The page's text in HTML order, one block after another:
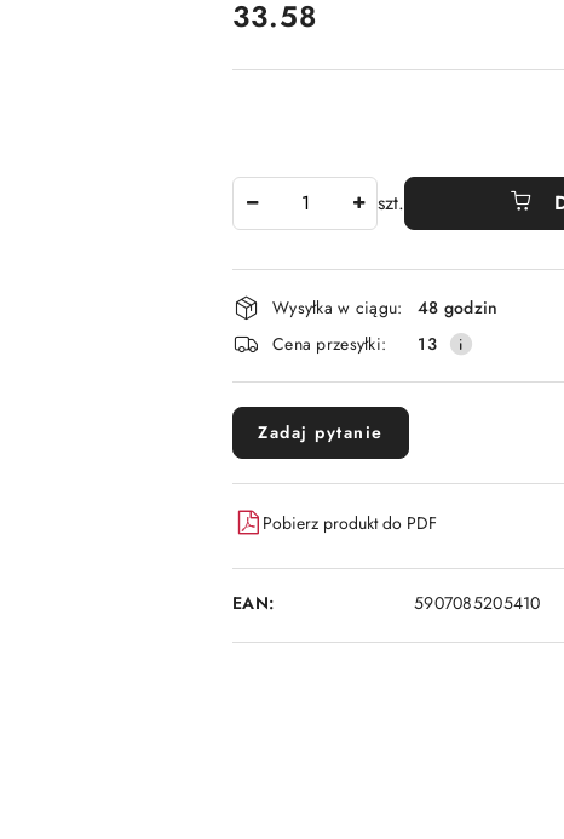
cena:
33.58
szt.
Dostępność
i
dostawa
Wysyłka w ciągu:
48 godzin
Cena przesyłki:
13
Zadaj pytanie
Pobierz produkt do PDF
EAN: 5907085205410